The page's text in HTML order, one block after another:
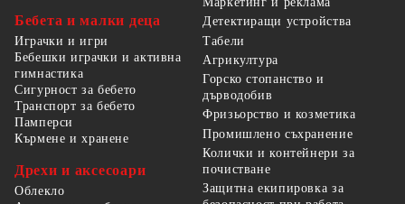
Бебета и малки деца
Играчки и игри
Бебешки играчки и активна
гимнастика
Сигурност за бебето
Транспорт за бебето
Памперси
Кърмене и хранене
Дрехи и аксесоари
Облекло
Детектиращи устройства
Табели
Агрикултура
Горско стопанство и
дърводобив
Фризьорство и козметика
Промишлено съхранение
Колички и контейнери за
почистване
Защитна екипировка за